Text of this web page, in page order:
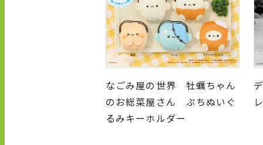
なごみ屋の世界 牡蠣ちゃん
のお総菜屋さん ぷちぬいぐ
るみキーホルダー